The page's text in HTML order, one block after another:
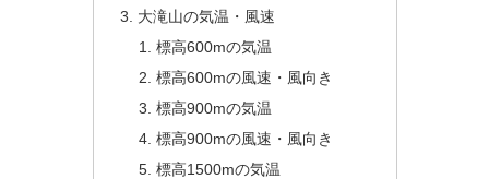
大滝山の気温・風速
標高600mの気温
標高600mの風速・風向き
標高900mの気温
標高900mの風速・風向き
標高1500mの気温